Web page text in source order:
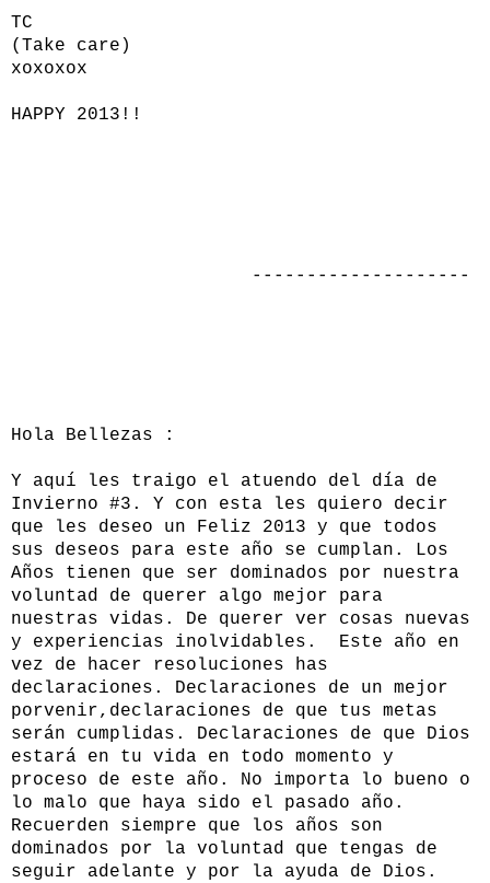
TC
(Take care)
xoxoxox
HAPPY 2013!!
--------------------
Hola Bellezas :
Y aquí les traigo el atuendo del día de
Invierno #3. Y con esta les quiero decir
que les deseo un Feliz 2013 y que todos
sus deseos para este año se cumplan. Los
Años tienen que ser dominados por nuestra
voluntad de querer algo mejor para
nuestras vidas. De querer ver cosas nuevas
y experiencias inolvidables. Este año en
vez de hacer resoluciones has
declaraciones. Declaraciones de un mejor
porvenir,declaraciones de que tus metas
serán cumplidas. Declaraciones de que Dios
estará en tu vida en todo momento y
proceso de este año. No importa lo bueno o
lo malo que haya sido el pasado año.
Recuerden siempre que los años son
dominados por la voluntad que tengas de
seguir adelante y por la ayuda de Dios.